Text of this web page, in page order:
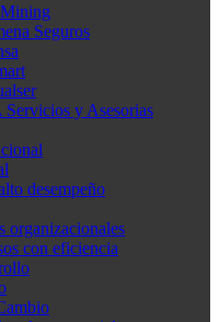
Seguros
y Asesorias
desempeño
organizacionales
con eficiencia